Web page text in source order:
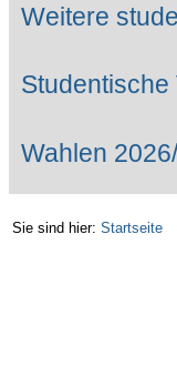
Weitere
Studentische
Wahlen
Sie sind hier: Startseite